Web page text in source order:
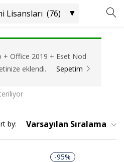
KAYIT OL
+ Office 2019 + Eset Nod
eklendi.
Sepetim
by: Varsayılan Sıralama
-95%